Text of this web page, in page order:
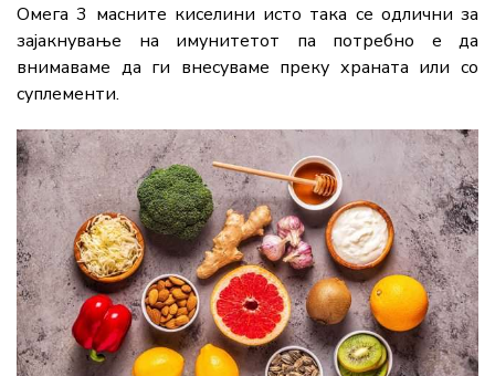
Омега 3 масните киселини исто така се одлични за
зајакнување на имунитетот па потребно е да
внимаваме да ги внесуваме преку храната или со
суплементи.